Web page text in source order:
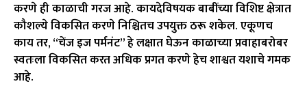
करणे ही काळाची गरज आहे. कायदेविषयक बाबींच्या विशिष्ट क्षेत्रात
कौशल्ये विकसित करणे निश्चितच उपयुक्त ठरू शकेल. एकूणच
काय तर, “चेंज इज पर्मनंट” हे लक्षात घेऊन काळाच्या प्रवाहाबरोबर
स्वतःला विकसित करत अधिक प्रगत करणे हेच शाश्वत यशाचे गमक
आहे.